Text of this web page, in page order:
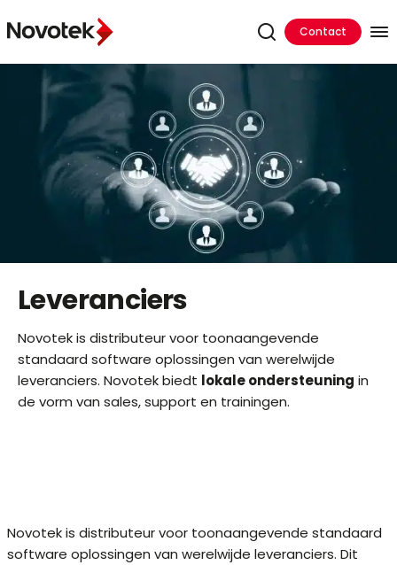
Contact
Leveranciers
Novotek is distributeur voor toonaangevende
standaard software oplossingen van werelwijde
leveranciers. Novotek biedt lokale ondersteuning in
de vorm van sales, support en trainingen.
Novotek is distributeur voor toonaangevende standaard
software oplossingen van werelwijde leveranciers. Dit